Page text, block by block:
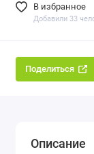
В избранное
Добавили 33
Поделиться
Описание